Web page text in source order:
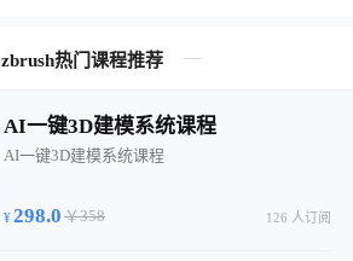
zbrush热门课程推荐
AI一键3D建模系统课程
AI一键3D建模系统课程
298.0 ￥358 126 人订阅